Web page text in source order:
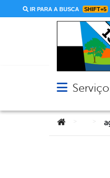
IR PARA A BUSCA SHIFT+5
Abrir menu
Você está